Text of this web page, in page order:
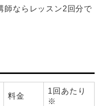
師ならレッスン2回分で
料金
1回あたり
※